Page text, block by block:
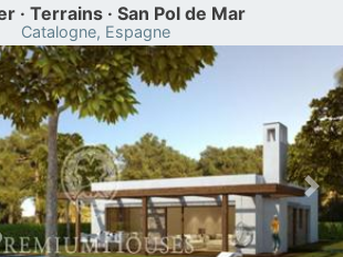
· Terrains · San Pol de Mar
Catalogne, Espagne